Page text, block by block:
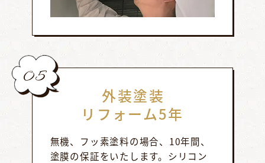
05
外装塗装
リフォーム5年
無機、フッ素塗料の場合、10年間、
塗膜の保証をいたします。シリコン